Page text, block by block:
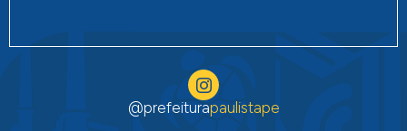
@prefeiturapaulistape